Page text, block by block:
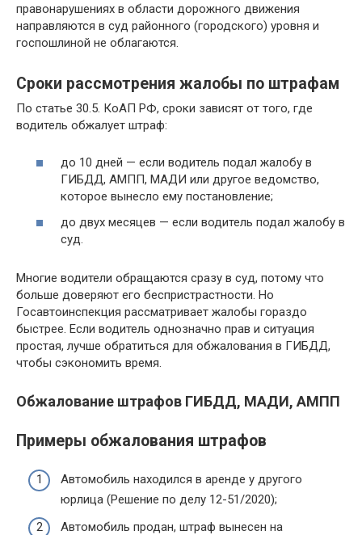
правонарушениях в области дорожного движения
направляются в суд районного (городского) уровня и
госпошлиной не облагаются.
Сроки рассмотрения жалобы по штрафам
По статье 30.5. КоАП РФ, сроки зависят от того, где
водитель обжалует штраф:
до 10 дней — если водитель подал жалобу в
ГИБДД, АМПП, МАДИ или другое ведомство,
которое вынесло ему постановление;
до двух месяцев — если водитель подал жалобу в
суд.
Многие водители обращаются сразу в суд, потому что
больше доверяют его беспристрастности. Но
Госавтоинспекция рассматривает жалобы гораздо
быстрее. Если водитель однозначно прав и ситуация
простая, лучше обратиться для обжалования в ГИБДД,
чтобы сэкономить время.
Обжалование штрафов ГИБДД, МАДИ, АМПП
Примеры обжалования штрафов
Автомобиль находился в аренде у другого
юрлица (Решение по делу 12-51/2020);
Автомобиль продан, штраф вынесен на